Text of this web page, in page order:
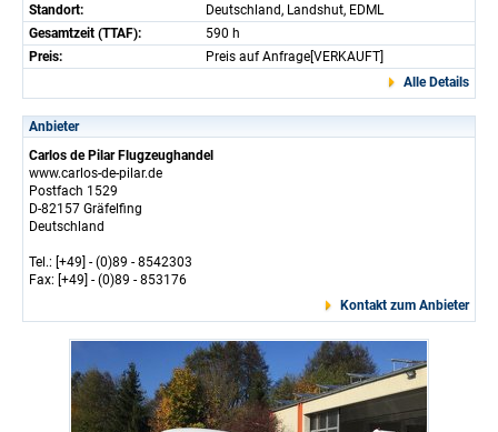
Standort:
Deutschland, Landshut, EDML
Gesamtzeit (TTAF):
590 h
Preis:
Preis auf Anfrage[VERKAUFT]
Alle Details
Anbieter
Carlos de Pilar Flugzeughandel
www.carlos-de-pilar.de
Postfach 1529
D-82157 Gräfelfing
Deutschland
Tel.: [+49] - (0)89 - 8542303
Fax: [+49] - (0)89 - 853176
Kontakt zum Anbieter